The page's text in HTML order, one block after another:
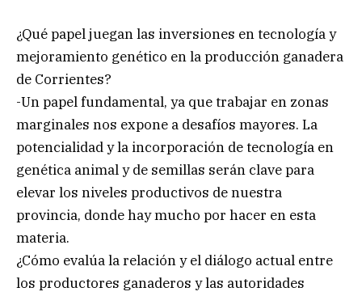
¿Qué papel juegan las inversiones en tecnología y
mejoramiento genético en la producción ganadera
de Corrientes?
-Un papel fundamental, ya que trabajar en zonas
marginales nos expone a desafíos mayores. La
potencialidad y la incorporación de tecnología en
genética animal y de semillas serán clave para
elevar los niveles productivos de nuestra
provincia, donde hay mucho por hacer en esta
materia.
¿Cómo evalúa la relación y el diálogo actual entre
los productores ganaderos y las autoridades